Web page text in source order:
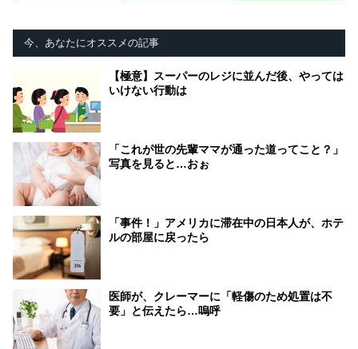
今、あなたにオススメの記事
【極意】スーパーのレジに並んだ後、やっては
いけない行動は
「これが世の先輩ママが通った道ってこと？」
写真を見ると…おぉ
「事件！」アメリカに滞在中の日本人が、ホテ
ルの部屋に戻ったら
医師が、クレーマーに「軽傷のため処置は不
要」と伝えたら…嗚呼